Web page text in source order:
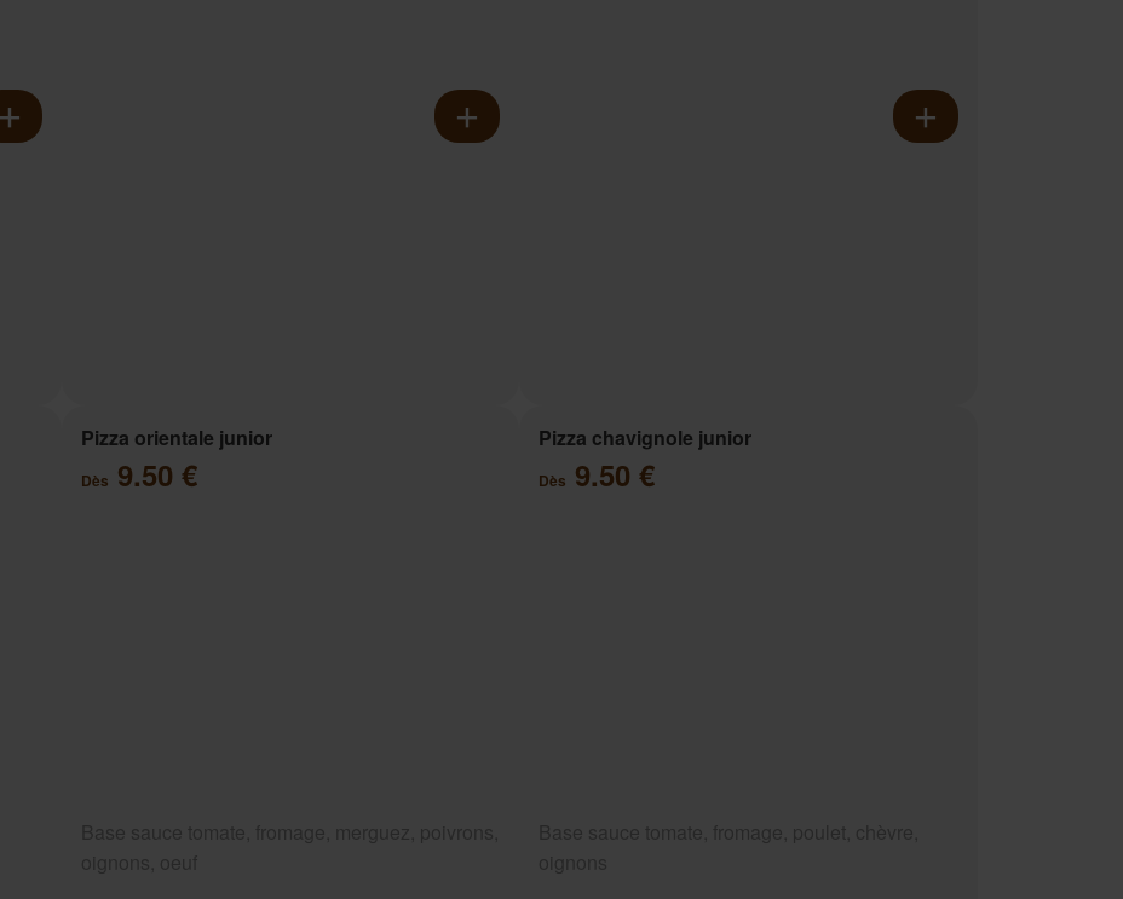
Pizza orientale junior
Dès 9.50 €
Pizza chavignole junior
Dès 9.50 €